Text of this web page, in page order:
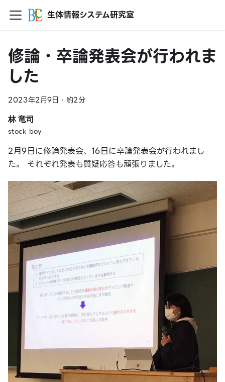
生体情報システム研究室
修論・卒論発表会が行われま
した
2023年2月9日 · 約2分
林 竜司
stock boy
2月9日に修論発表会、16日に卒論発表会が行われまし
た。 それぞれ発表も質疑応答も頑張りました。